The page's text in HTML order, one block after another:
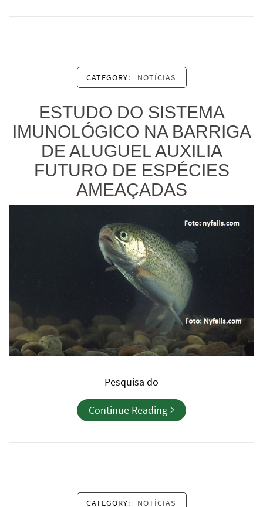
CATEGORY: NOTÍCIAS
ESTUDO DO SISTEMA
IMUNOLÓGICO NA BARRIGA
DE ALUGUEL AUXILIA
FUTURO DE ESPÉCIES
AMEAÇADAS
Pesquisa do
Continue Reading
CATEGORY: NOTÍCIAS